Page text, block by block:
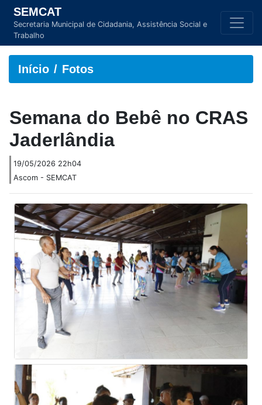
SEMCAT
Secretaria Municipal de Cidadania, Assistência Social e
Trabalho
Início Fotos
Semana do Bebê no CRAS
Jaderlândia
19/05/2026 22h04
Ascom - SEMCAT